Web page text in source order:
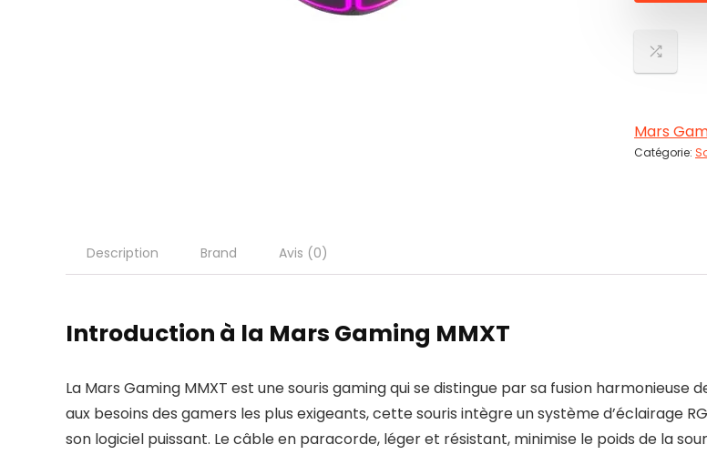
Mars
Catégorie:
Description Brand Avis (0)
Introduction à la Mars Gaming MMXT
La Mars Gaming MMXT est une souris gaming qui se distingue par sa fusion
aux besoins des gamers les plus exigeants, cette souris intègre un système d’éclairage
son logiciel puissant. Le câble en paracorde, léger et résistant, minimise le poids de la